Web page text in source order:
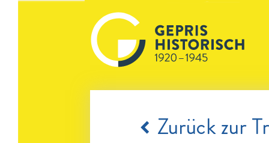
Zurück zur